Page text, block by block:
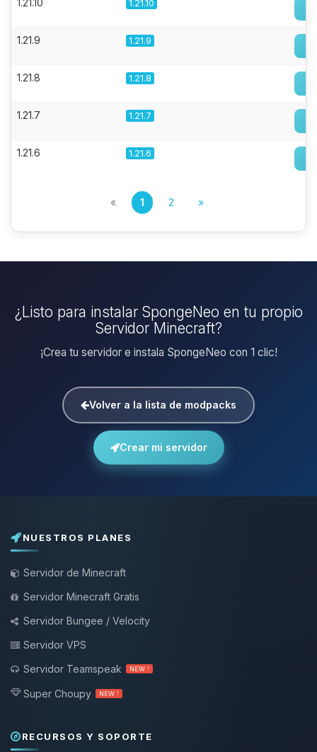
1.21.10 1.21.10
1.21.9 1.21.9
1.21.8 1.21.8
1.21.7 1.21.7
1.21.6 1.21.6
« 1 2 »
¿Listo para instalar SpongeNeo en tu propio
Servidor Minecraft?
¡Crea tu servidor e instala SpongeNeo con 1 clic!
Volver a la lista de modpacks
Crear mi servidor
NUESTROS PLANES
Servidor de Minecraft
Servidor Minecraft Gratis
Servidor Bungee / Velocity
Servidor VPS
Servidor Teamspeak
NEW !
Super Choupy NEW !
RECURSOS Y SOPORTE